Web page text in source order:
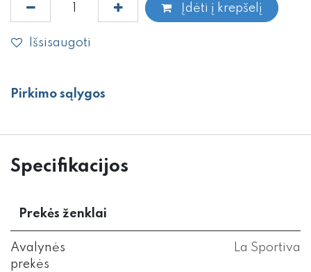
Įdėti į krepšelį
Išsisaugoti
Pirkimo sąlygos
Specifikacijos
Prekės ženklai
Avalynės
prekės
La Sportiva